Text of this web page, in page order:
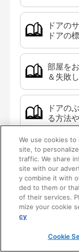
ドアの
ドアの
部屋を
＆失敗
ドアの
る方法
引き戸
のしか
その他の「室内
We use cookies
site, to
traffic. We share
site with our
y combine it with
ded to them or
of their services.
mize your cookie
cy
Cookie